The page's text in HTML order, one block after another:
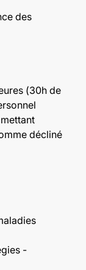
des
(30h de
décliné
-